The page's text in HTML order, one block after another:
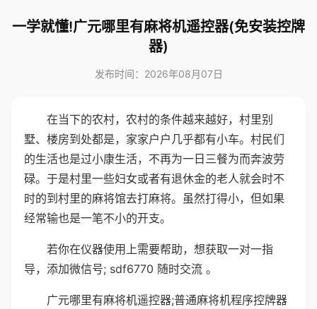
一学就懂!广元哪里有麻将机遥控器(免安装控牌
器)
发布时间：2026年08月07日
在当下的农村，农村的条件越来越好，村里别
墅、楼房到处都是，家家户户几乎都有小车。村民们
的生活也是过小康生活，不再为一日三餐为而奔波劳
碌。于是村里一些妇女或者有退休金的老人就会时不
时的到村里的麻将馆去打麻将。虽然打得小，但如果
经常输也是一笔不小的开支。
若你在仪器使用上需要帮助，想获取一对一指
导，添加微信号; sdf6770 随时交流 。
广元哪里有麻将机遥控器;普通麻将机程序控牌器